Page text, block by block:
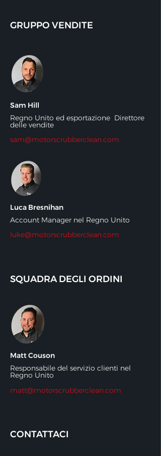
GRUPPO VENDITE
Sam Hill
Regno Unito ed esportazione Direttore
delle vendite
sam@motorscrubberclean.com
Luca Bresnihan
Account Manager nel Regno Unito
luke@motorscrubberclean.com
SQUADRA DEGLI ORDINI
Matt Couson
Responsabile del servizio clienti nel
Regno Unito
matt@motorscrubberclean.com
CONTATTACI